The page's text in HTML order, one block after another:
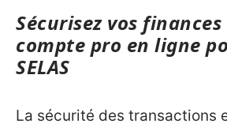
Sécurisez vos
compte pro en ligne
SELAS
La sécurité des transactions